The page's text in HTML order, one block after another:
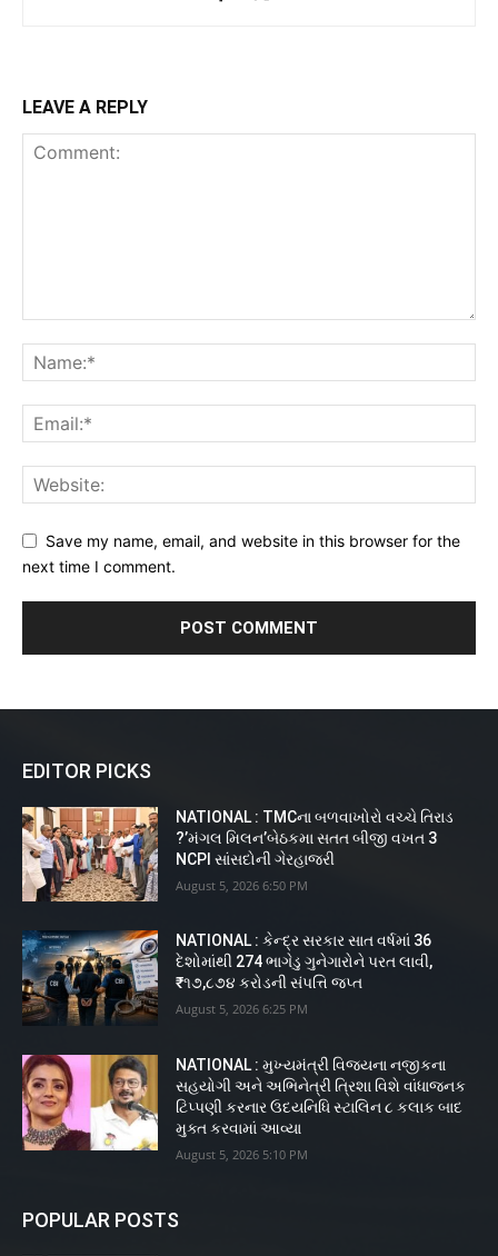
LEAVE A REPLY
Save my name, email, and website in this browser for the
next time I comment.
EDITOR PICKS
NATIONAL : TMCના બળવાખોરો વચ્ચે તિરાડ
?’મંગલ મિલન’બેઠકમા સતત બીજી વખત 3
NCPI સાંસદોની ગેરહાજરી
August 5, 2026 6:50 PM
NATIONAL : કેન્દ્ર સરકાર સાત વર્ષમાં 36
દેશોમાંથી 274 ભાગેડુ ગુનેગારોને પરત લાવી,
₹૧૭,૮૭૪ કરોડની સંપત્તિ જપ્ત
August 5, 2026 6:25 PM
NATIONAL : મુખ્યમંત્રી વિજયના નજીકના
સહયોગી અને અભિનેત્રી ત્રિશા વિશે વાંધાજનક
ટિપ્પણી કરનાર ઉદયનિધિ સ્ટાલિન ૮ કલાક બાદ
મુક્ત કરવામાં આવ્યા
August 5, 2026 5:10 PM
POPULAR POSTS